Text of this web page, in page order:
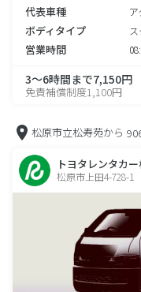
代表車種
ボディタイプ
営業時間
3～6時間まで7,150円
免責補償制度1,100円
松原市立松寿苑から
トヨタレンタカ
松原市上田4-728-1